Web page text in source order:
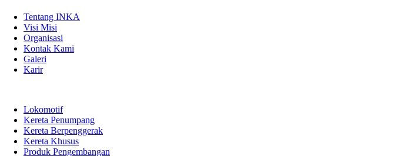
Tentang INKA
Visi Misi
Organisasi
Kontak Kami
Galeri
Karir
Lokomotif
Kereta Penumpang
Kereta Berpenggerak
Kereta Khusus
Produk Pengembangan